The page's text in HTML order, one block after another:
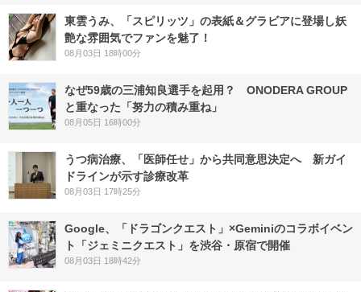
東雲うみ、「スピリッツ」の表紙＆グラビアに登場し妖
艶な雰囲気でファンを魅了！
08月03日 18時00分
なぜ59歳の三浦知良選手を起用？ ONODERA GROUP
と重なった「努力の積み重ね」
08月05日 16時00分
うつ病治療、「医師任せ」から共同意思決定へ 新ガイ
ドラインが示す診療改革
08月03日 17時25分
Google、「ドラゴンクエスト」×Geminiのコラボイベン
ト「ジェミニクエスト」を渋谷・原宿で開催
08月03日 18時42分